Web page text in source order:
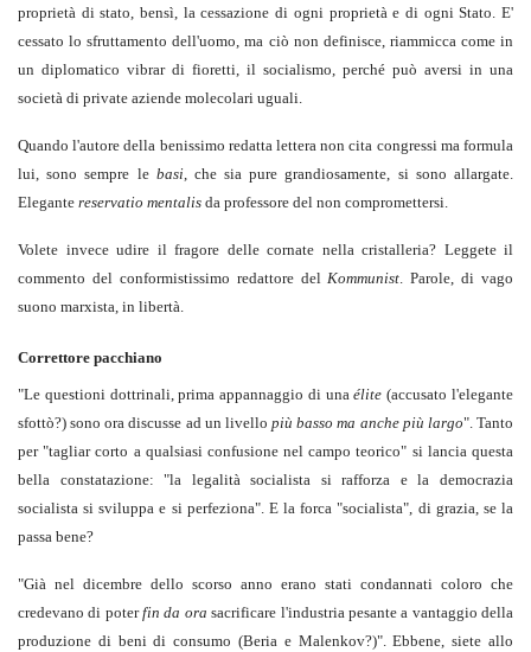
proprietà di stato, bensì, la cessazione di ogni proprietà e di ogni Stato. E'
cessato lo sfruttamento dell'uomo, ma ciò non definisce, riammicca come in
un diplomatico vibrar di fioretti, il socialismo, perché può aversi in una
società di private aziende molecolari uguali.
Quando l'autore della benissimo redatta lettera non cita congressi ma formula
lui, sono sempre le basi, che sia pure grandiosamente, si sono allargate.
Elegante reservatio mentalis da professore del non compromettersi.
Volete invece udire il fragore delle cornate nella cristalleria? Leggete il
commento del conformistissimo redattore delKommunist. Parole, di vago
suono marxista, in libertà.
Correttore pacchiano
"Le questioni dottrinali, prima appannaggio di unaélite (accusato l'elegante
sfottò?) sono ora discusse ad un livellopiù basso ma anche più largo". Tanto
per "tagliar corto a qualsiasi confusione nel campo teorico" si lancia questa
bella constatazione: "la legalità socialista si rafforza e la democrazia
socialista si sviluppa e si perfeziona". E la forca "socialista", di grazia, se la
passa bene?
"Già nel dicembre dello scorso anno erano stati condannati coloro che
credevano di poterfin da ora sacrificare l'industria pesante a vantaggio della
produzione di beni di consumo (Beria e Malenkov?)". Ebbene, siete allo